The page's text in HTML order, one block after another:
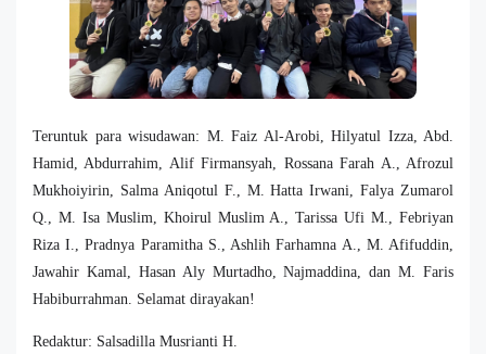
Teruntuk para wisudawan: M. Faiz Al-Arobi, Hilyatul Izza, Abd.
Hamid, Abdurrahim, Alif Firmansyah, Rossana Farah A., Afrozul
Mukhoiyirin, Salma Aniqotul F., M. Hatta Irwani, Falya Zumarol
Q., M. Isa Muslim, Khoirul Muslim A., Tarissa Ufi M., Febriyan
Riza I., Pradnya Paramitha S., Ashlih Farhamna A., M. Afifuddin,
Jawahir Kamal, Hasan Aly Murtadho, Najmaddina, dan M. Faris
Habiburrahman. Selamat dirayakan!
Redaktur: Salsadilla Musrianti H.